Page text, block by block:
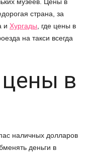
страна, за
и Хургады , где цены в
на такси всегда
в
наличных долларов
деньги в